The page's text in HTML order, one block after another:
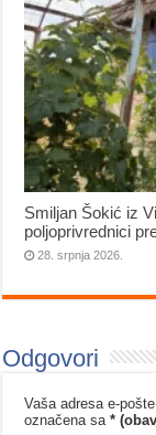
Smiljan Šokić iz
poljoprivrednici
28. srpnja 2026.
Odgovori
Vaša adresa e-
označena sa*